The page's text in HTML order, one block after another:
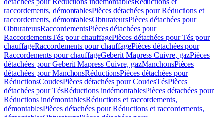
détachées pour Réductions indémontablesRéductions et
raccordements, démontablesPièces détachées pour Réductions et
raccordements, démontablesObturateursPièces détachées pour
ObturateursRaccordementsPièces détachées pour
RaccordementsTés pour chauffagePièces détachées pour Tés pour
chauffageRaccordements pour chauffagePièces détachées pour
Raccordements pour chauffageGeberit Mapress Cuivre, gazPièces
détachées pour Geberit Mapress Cuivre, gazManchonsPièces
détachées pour ManchonsRéductionsPièces détachées pour
RéductionsCoudesPièces détachées pour CoudesTésPièces
détachées pour TésRéductions indémontablesPièces détachées pour
Réductions indémontablesRéductions et raccordements,
démontablesPièces détachées pour Réductions et raccordements,